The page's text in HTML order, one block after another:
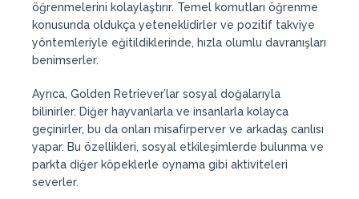
öğrenmelerini kolaylaştırır. Temel komutları öğrenme
konusunda oldukça yeteneklidirler ve pozitif takviye
yöntemleriyle eğitildiklerinde, hızla olumlu davranışları
benimserler.
Ayrıca, Golden Retriever’lar sosyal doğalarıyla
bilinirler. Diğer hayvanlarla ve insanlarla kolayca
geçinirler, bu da onları misafirperver ve arkadaş canlısı
yapar. Bu özellikleri, sosyal etkileşimlerde bulunma ve
parkta diğer köpeklerle oynama gibi aktiviteleri
severler.